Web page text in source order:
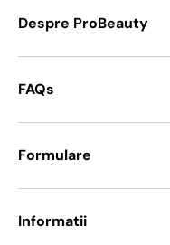
Despre ProBeauty
FAQs
Formulare
Informatii